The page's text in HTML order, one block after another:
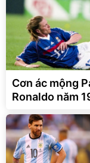
Cơn ác mộng
Ronaldo năm